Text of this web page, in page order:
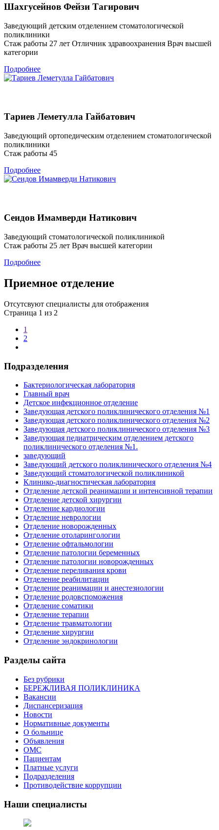
Шахгусейнов Фейзи Тагирович
Заведующий детским отделением стоматологической
поликлиники
Стаж работы 27 лет Отличник здравоохранения Врач высшей
категории
Подробнее
Тариев Леметулла Гайбатович
Заведующий ортопедическим отделением стоматологической
поликлиники
Стаж работы 45
Подробнее
Сеидов Имамверди Натикович
Заведующий стоматологической поликлиникой
Стаж работы 25 лет Врач высшей категории
Подробнее
Приемное отделение
Отсутсвуют специалисты для отображения
Страница 1 из 2
1
2
Подразделения
Бактериологическая лаборатория
Главный врач
Детское инфекционное отделение
Заведующая детского поликлинического отделения №1
Заведующая детского поликлинического отделения №2
Заведующая детского поликлинического отделения №3
Заведующая педиатрическим отделением детского
поликлинического отделения №1.
заведующий
Заведующий детского поликлинического отделения №4
Заведующий стоматологической поликлиникой
Клинико-диагностическая лаборатория
Отделение детской реанимации и интенсивной терапии
Отделение детской хирургии
Отделение кардиологии
Отделение неврологии
Отделение новорожденных
Отделение отоларингологии
Отделение офтальмологии
Отделение патологии беременных
Отделение патологии новорожденных
Отделение переливания крови
Отделение реабилитации
Отделение реанимации и анестезиологии
Отделение родовспоможения
Отделение соматики
Отделение терапии
Отделение травматологии
Отделение хирургии
Отделение эндокринологии
Разделы сайта
Без рубрики
БЕРЕЖЛИВАЯ ПОЛИКЛИНИКА
Вакансии
Диспансеризация
Новости
Нормативные документы
О больнице
Объявления
ОМС
Пациентам
Платные услуги
Подразделения
Противодействие коррупции
Наши специалисты